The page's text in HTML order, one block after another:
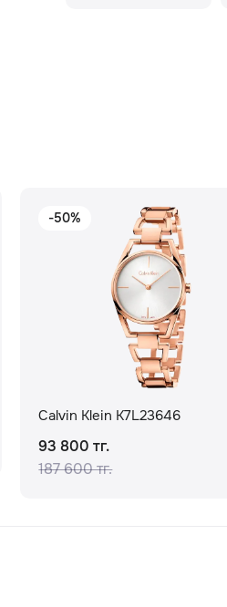
-50%
Calvin Klein K7L23646
93 800 тг.
187 600 тг.